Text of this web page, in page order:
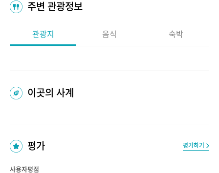
주변 관광정보
관광지 음식 숙박
이곳의 사계
평가 평가하기
사용자평점